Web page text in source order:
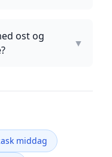
ost og
▼
middag